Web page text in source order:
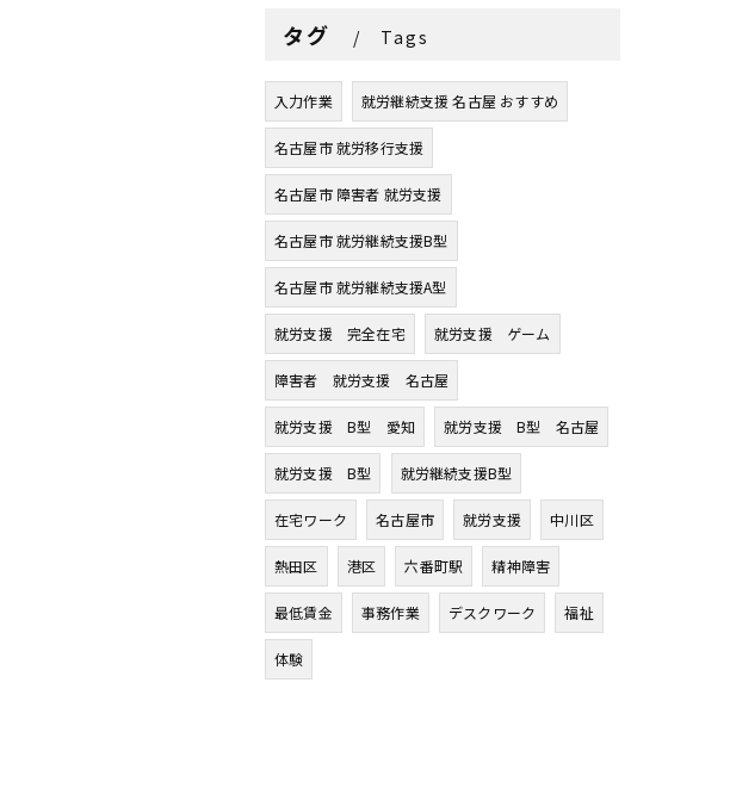
タグ Tags
入力作業 就労継続支援 名古屋 おすすめ
名古屋市 就労移行支援
名古屋市 障害者 就労支援
名古屋市 就労継続支援B型
名古屋市 就労継続支援A型
就労支援 完全在宅 就労支援 ゲーム
障害者 就労支援 名古屋
就労支援 B型 愛知 就労支援 B型 名古屋
就労支援 B型 就労継続支援B型
在宅ワーク 名古屋市 就労支援 中川区
熱田区 港区 六番町駅 精神障害
最低賃金 事務作業 デスクワーク 福祉
体験